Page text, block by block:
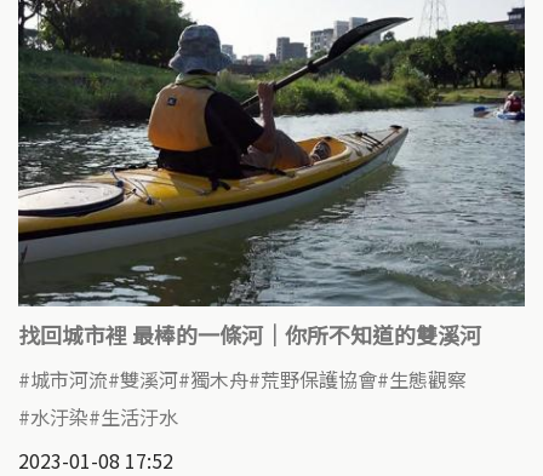
找回城市裡 最棒的一條河｜你所不知道的雙溪河
城市河流 雙溪河 獨木舟 荒野保護協會 生態觀察
水汙染 生活汙水
2023-01-08 17:52